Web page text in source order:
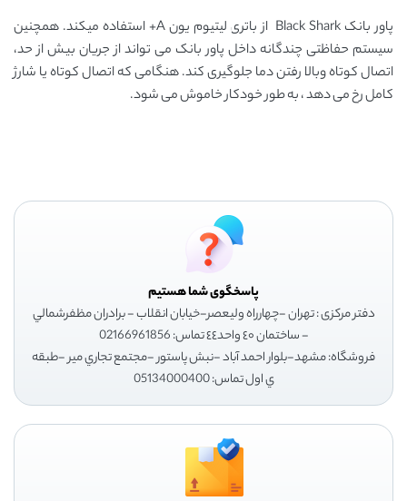
پاور بانک Black Shark از باتری لیتیوم یون A+ استفاده میکند. همچنین
سیستم حفاظتی چندگانه داخل پاور بانک می تواند از جریان بیش از حد،
اتصال کوتاه وبالا رفتن دما جلوگیری کند. هنگامی که اتصال کوتاه یا شارژ
کامل رخ می دهد ، به طور خودکار خاموش می شود.
پاسخگوی شما هستیم
دفتر مرکزی : تهران -چهارراه وليعصر-خيابان انقلاب - برادران مظفرشمالي
- ساختمان ٤٠ واحد٤٤ تماس: 02166961856
فروشگاه: مشهد-بلوار احمد آباد -نبش پاستور -مجتمع تجاري مير -طبقه
ي اول تماس: 05134000400